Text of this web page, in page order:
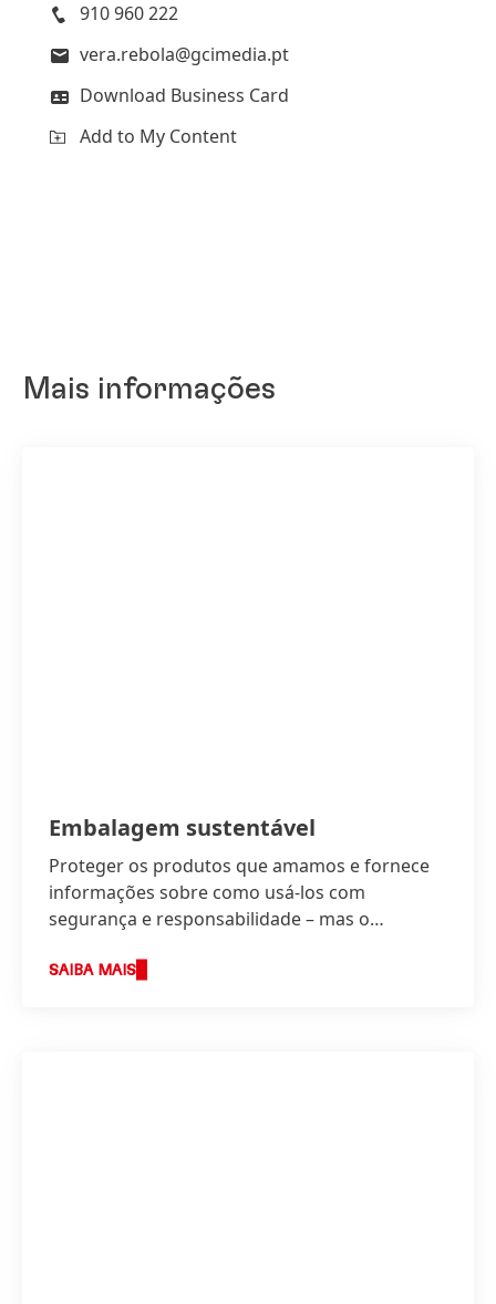
910 960 222
vera.rebola@gcimedia.pt
Download Business Card
Add to My Content
Mais informações
Embalagem sustentável
Proteger os produtos que amamos e fornece
informações sobre como usá-los com
segurança e responsabilidade – mas o
uma economia circular.
SAIBA MAIS